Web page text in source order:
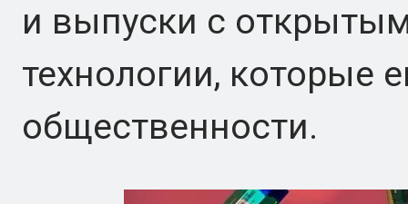
и выпуски с
технологии, которые
общественности.